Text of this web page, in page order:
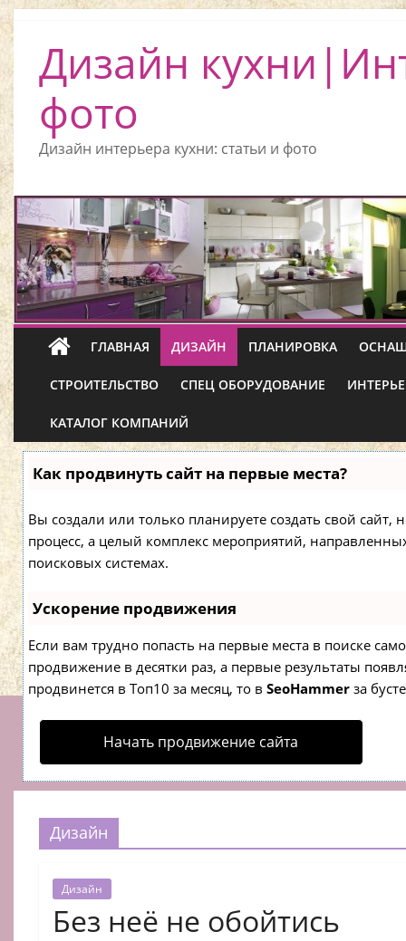
Дизайн
фото
Дизайн интерьера кухни: статьи и фото
ГЛАВНАЯ ДИЗАЙН ПЛАНИРОВКА
СТРОИТЕЛЬСТВО СПЕЦ ОБОРУДОВАНИЕ
КАТАЛОГ КОМПАНИЙ
Как продвинуть сайт на первые места?
Вы создали или только планируете создать свой сайт,
процесс, а целый комплекс мероприятий,
поисковых системах.
Ускорение продвижения
Если вам трудно попасть на первые места в поиске
продвижение в десятки раз, а первые результаты
продвинется в Топ10 за месяц, то в SeoHammerза
Начать продвижение сайта
Дизайн
Дизайн
Без неё не обойтись